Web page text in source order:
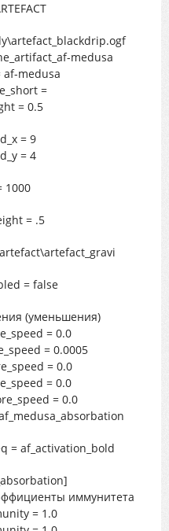
medusa
af-medusa
=
= 0.5
= 9
= 4
1000
= .5
= false
(уменьшения)
= 0.0
= 0.0005
= 0.0
= 0.0
= 0.0
= af_activation_bold
иммунитета
= 1.0